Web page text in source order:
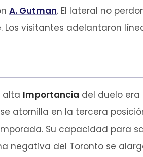
A. Gutman. El lateral no
visitantes adelantaron
alta Importancia del duelo era
se atornilla en la tercera
Su capacidad para
negativa del Toronto se